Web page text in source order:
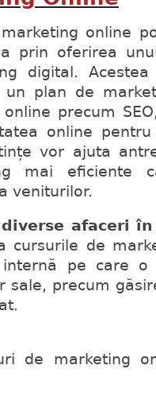
online
prin oferirea
digital.
plan de
precum
online
vor ajuta
mai eficiente
veniturilor.
afaceri
cursurile de
pe care o
sale, precum
de marketing